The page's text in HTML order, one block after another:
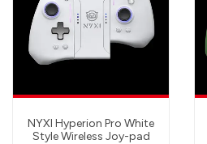
NYXI Hyperion Pro White
Style Wireless Joy-pad